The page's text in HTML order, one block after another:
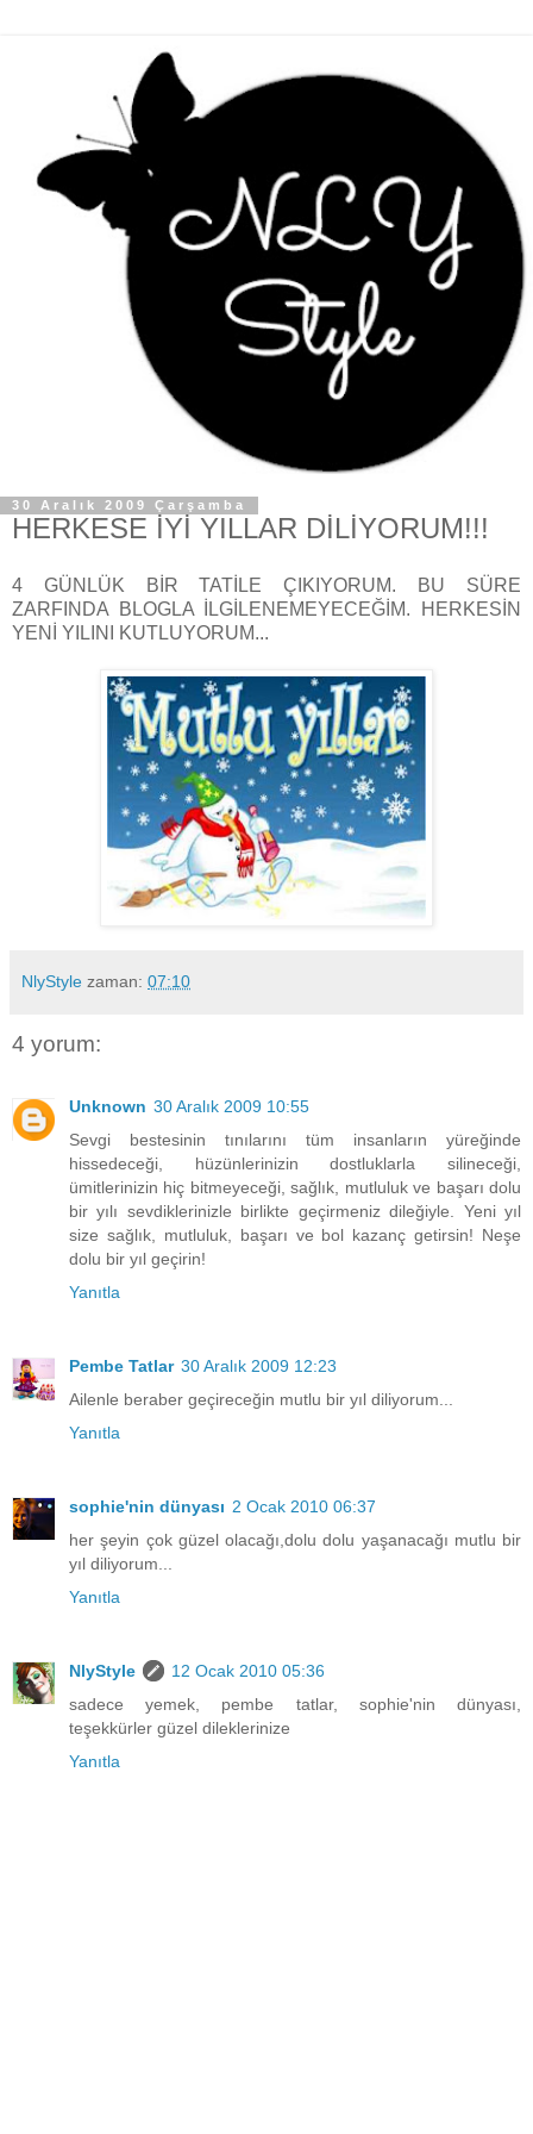
30 Aralık 2009 Çarşamba
HERKESE İYİ YILLAR DİLİYORUM!!!
4 GÜNLÜK BİR TATİLE ÇIKIYORUM. BU SÜRE
ZARFINDA BLOGLA İLGİLENEMEYECEĞİM. HERKESİN
YENİ YILINI KUTLUYORUM...
NlyStyle zaman: 07:10
4 yorum:
Unknown 30 Aralık 2009 10:55
Sevgi bestesinin tınılarını tüm insanların yüreğinde
hissedeceği, hüzünlerinizin dostluklarla silineceği,
ümitlerinizin hiç bitmeyeceği, sağlık, mutluluk ve başarı dolu
bir yılı sevdiklerinizle birlikte geçirmeniz dileğiyle. Yeni yıl
size sağlık, mutluluk, başarı ve bol kazanç getirsin! Neşe
dolu bir yıl geçirin!
Yanıtla
Pembe Tatlar 30 Aralık 2009 12:23
Ailenle beraber geçireceğin mutlu bir yıl diliyorum...
Yanıtla
sophie'nin dünyası 2 Ocak 2010 06:37
her şeyin çok güzel olacağı,dolu dolu yaşanacağı mutlu bir
yıl diliyorum...
Yanıtla
NlyStyle
12 Ocak 2010 05:36
sadece yemek, pembe tatlar, sophie'nin dünyası,
teşekkürler güzel dileklerinize
Yanıtla